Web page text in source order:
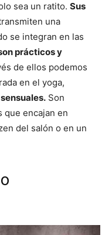
sea un ratito. Sus
una
se integran en las
prácticos y
de ellos podemos
en el yoga,
sensuales. Son
que encajan en
del salón o en un